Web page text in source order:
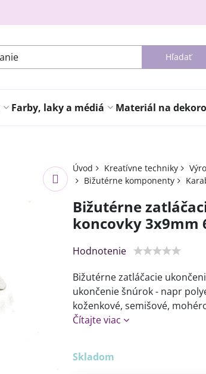
Hľadať
Farby, laky a médiá Materiál na
Úvod Kreatívne techniky
Bižutérne komponenty
Bižutérne
koncovky 3x9mm
Hodnotenie
Bižutérne zatláčacie
ukončenie šnúrok - napr
koženkové, semišové,
Čítajte viac
Skladom